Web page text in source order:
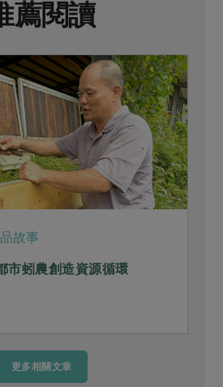
薦閱讀
故事
蚓農創造資源循環
更多相關文章